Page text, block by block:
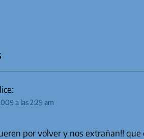
a las 2:29 am
por volver y nos extrañan!!